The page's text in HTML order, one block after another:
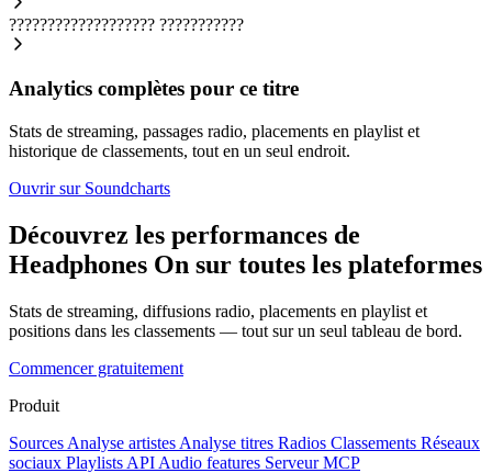
??????????????????? ???????????
Analytics complètes pour ce titre
Stats de streaming, passages radio, placements en playlist et
historique de classements, tout en un seul endroit.
Ouvrir sur Soundcharts
Découvrez les performances de
Headphones On sur toutes les plateformes
Stats de streaming, diffusions radio, placements en playlist et
positions dans les classements — tout sur un seul tableau de bord.
Commencer gratuitement
Produit
Sources Analyse artistes Analyse titres Radios Classements Réseaux
sociaux Playlists API Audio features Serveur MCP